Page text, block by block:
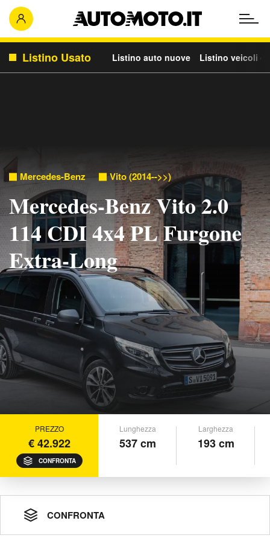
Listino Usato Listino auto nuove Listino veicoli
Mercedes-Benz Vito (2014-->>)
Mercedes-Benz Vito 2.0
114 CDI 4x4 PL Furgone
Extra-Long
PREZZO
€ 42.922
CONFRONTA
Lunghezza
537 cm
Larghezza
193 cm
CONFRONTA